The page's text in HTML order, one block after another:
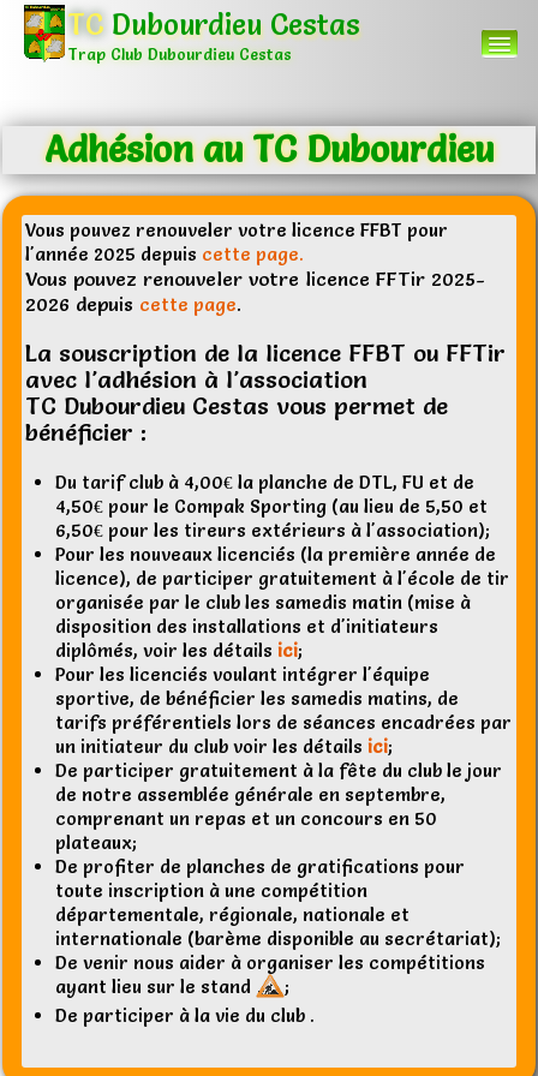
TC Dubourdieu Cestas
Trap Club Dubourdieu Cestas
Accueil
Menu▼
Autres▼
0
Adhésion au TC Dubourdieu
Vous pouvez renouveler votre licence FFBT pour
l'année 2025 depuis cette page.
Vous pouvez renouveler votre licence FFTir 2025-
2026 depuis cette page.
La souscription de la licence FFBT ou FFTir
avec l'adhésion à l'association
TC Dubourdieu Cestas vous permet de
bénéficier :
Du tarif club à 4,00€ la planche de DTL, FU et de
4,50€ pour le Compak Sporting (au lieu de 5,50 et
6,50€ pour les tireurs extérieurs à l'association);
Pour les nouveaux licenciés (la première année de
licence), de participer gratuitement à l'école de tir
organisée par le club les samedis matin (mise à
disposition des installations et d'initiateurs
diplômés, voir les détails ici;
Pour les licenciés voulant intégrer l'équipe
sportive, de bénéficier les samedis matins, de
tarifs préférentiels lors de séances encadrées par
un initiateur du club voir les détails ici;
De participer gratuitement à la fête du club le jour
de notre assemblée générale en septembre,
comprenant un repas et un concours en 50
plateaux;
De profiter de planches de gratifications pour
toute inscription à une compétition
départementale, régionale, nationale et
internationale (barème disponible au secrétariat);
De venir nous aider à organiser les compétitions
ayant lieu sur le stand
;
De participer à la vie du club .